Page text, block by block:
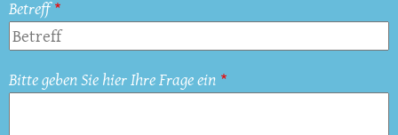
Betreff
Bitte geben Sie hier Ihre Frage ein